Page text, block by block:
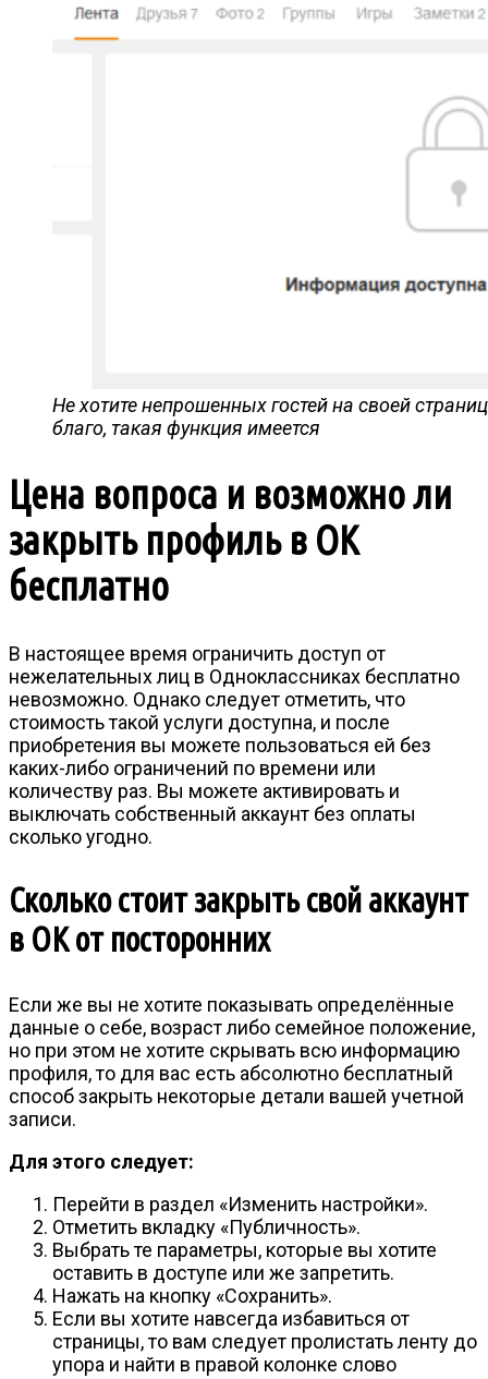
Не хотите непрошенных гостей на своей
благо, такая функция имеется
Цена вопроса и возможно ли
закрыть профиль в ОК
бесплатно
В настоящее время ограничить доступ от
нежелательных лиц в Одноклассниках бесплатно
невозможно. Однако следует отметить, что
стоимость такой услуги доступна, и после
приобретения вы можете пользоваться ей без
каких-либо ограничений по времени или
количеству раз. Вы можете активировать и
выключать собственный аккаунт без оплаты
сколько угодно.
Сколько стоит закрыть свой аккаунт
в ОК от посторонних
Если же вы не хотите показывать определённые
данные о себе, возраст либо семейное положение,
но при этом не хотите скрывать всю информацию
профиля, то для вас есть абсолютно бесплатный
способ закрыть некоторые детали вашей учетной
записи.
Для этого следует:
Перейти в раздел «Изменить настройки».
Отметить вкладку «Публичность».
Выбрать те параметры, которые вы хотите
оставить в доступе или же запретить.
Нажать на кнопку «Сохранить».
Если вы хотите навсегда избавиться от
страницы, то вам следует пролистать ленту до
упора и найти в правой колонке слово